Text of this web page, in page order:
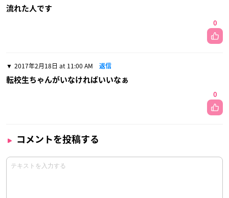
流れた人です
0
2017年2月18日 at 11:00 AM 返信
転校生ちゃんがいなければいいなぁ
0
コメントを投稿する